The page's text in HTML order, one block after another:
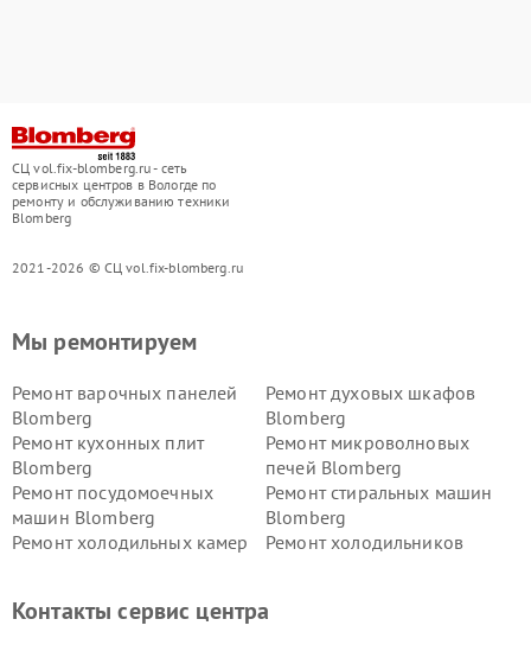
СЦ vol.fix-blomberg.ru - сеть
сервисных центров в Вологде по
ремонту и обслуживанию техники
Blomberg
2021-2026 © СЦ vol.fix-blomberg.ru
Мы ремонтируем
Ремонт варочных панелей
Blomberg
Ремонт духовых шкафов
Blomberg
Ремонт кухонных плит
Blomberg
Ремонт микроволновых
печей Blomberg
Ремонт посудомоечных
машин Blomberg
Ремонт стиральных машин
Blomberg
Ремонт холодильных камер
Ремонт холодильников
Контакты сервис центра